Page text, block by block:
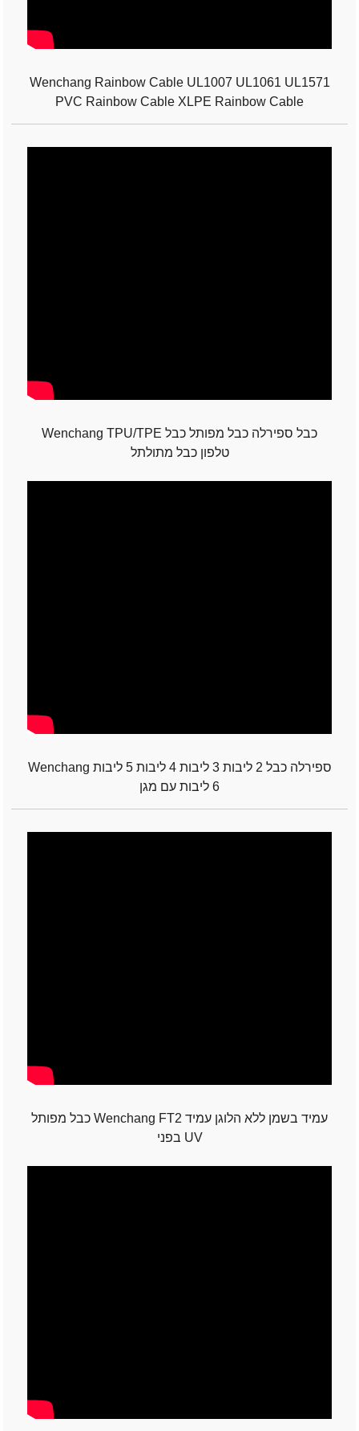
Wenchang Rainbow Cable UL1007 UL1061 UL1571
PVC Rainbow Cable XLPE Rainbow Cable
Wenchang TPU/TPE כבל ספירלה כבל מפותל כבל
טלפון כבל מתולתל
Wenchang ספירלה כבל 2 ליבות 3 ליבות 4 ליבות 5 ליבות
6 ליבות עם מגן
כבל מפותל Wenchang FT2 עמיד בשמן ללא הלוגן עמיד
בפני UV